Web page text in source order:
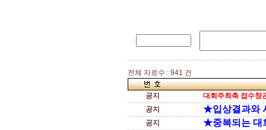
전체 자료수 : 941 건
공지
대회주최측 접수창
공지
★입상결과와
공지 ★중복되는 대